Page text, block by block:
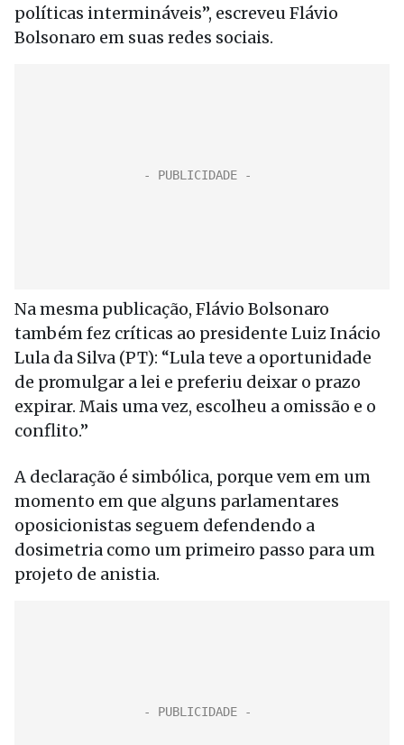
políticas intermináveis”, escreveu Flávio
Bolsonaro em suas redes sociais.
Na mesma publicação, Flávio Bolsonaro
também fez críticas ao presidente Luiz Inácio
Lula da Silva (PT): “Lula teve a oportunidade
de promulgar a lei e preferiu deixar o prazo
expirar. Mais uma vez, escolheu a omissão e o
conflito.”
A declaração é simbólica, porque vem em um
momento em que alguns parlamentares
oposicionistas seguem defendendo a
dosimetria como um primeiro passo para um
projeto de anistia.